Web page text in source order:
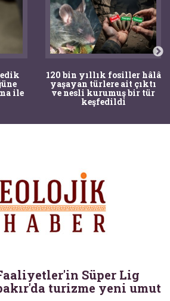
ile
120 bin yıllık fosiller hâlâ
yaşayan türlere ait çıktı
ve nesli kurumuş bir tür
keşfedildi
Süper Lig
turizme yeni umut